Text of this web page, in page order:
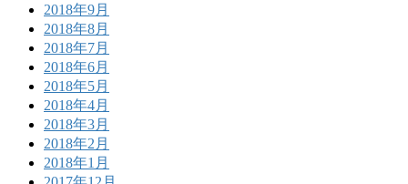
2018年9月
2018年8月
2018年7月
2018年6月
2018年5月
2018年4月
2018年3月
2018年2月
2018年1月